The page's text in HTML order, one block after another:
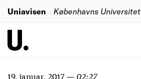
Uniavisen Københavns Universitet
19. januar, 2017—02:27